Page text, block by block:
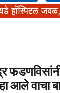
आले वाचा